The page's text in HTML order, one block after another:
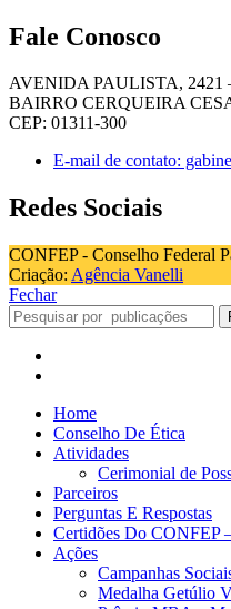
Fale Conosco
AVENIDA PAULISTA, 2421
BAIRRO CERQUEIRA
CEP: 01311-300
E-mail de contato:
Redes Sociais
CONFEP - Conselho Federal
Criação: Agência Vanelli
Fechar
Home
Conselho De Ética
Atividades
Cerimonial de
Parceiros
Perguntas E Respostas
Certidões Do CONFEP
Ações
Campanhas
Medalha Getúlio